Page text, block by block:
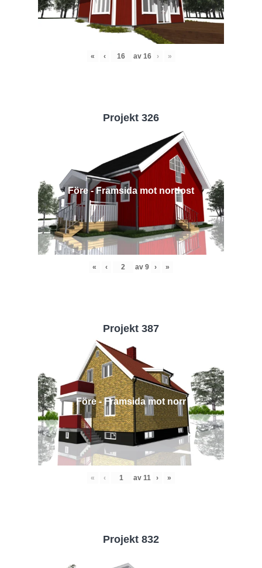
« ‹ av 16 › »
Projekt 326
Före - Framsida mot nordost
« ‹ av 9 › »
Projekt 387
Före - Framsida mot norr
« ‹ av 11 › »
Projekt 832